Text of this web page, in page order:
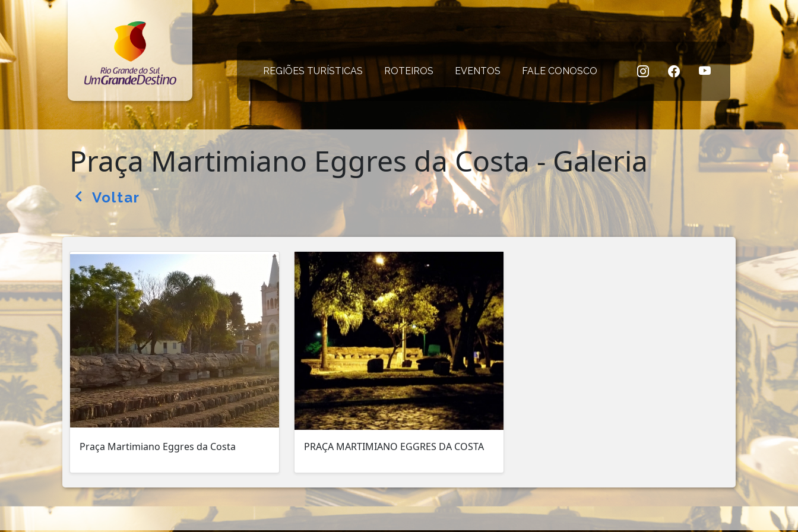
REGIÕES TURÍSTICAS (página atual)
ROTEIROS (página atual)
EVENTOS (página atual)
FALE CONOSCO (página atual)
Praça Martimiano Eggres da Costa - Galeria
arrow_back_ios Voltar
Praça Martimiano Eggres da Costa PRAÇA MARTIMIANO EGGRES DA COSTA